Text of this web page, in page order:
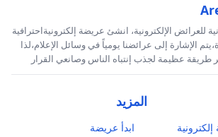
للعرائض الإلكترونية، انشئ عريضة إلكترونيةاحترافية
الإشارة إلى عرائضنا يومياً في وسائل الإعلام،لذا
طريقة عظيمة لجذب إنتباه الناس وصانعي القرار
المزيد
ابدأ عريضة